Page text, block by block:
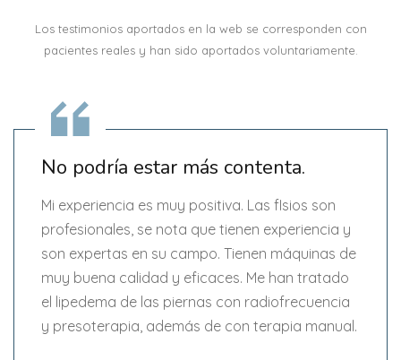
Los testimonios aportados en la web se corresponden con
pacientes reales y han sido aportados voluntariamente.
No podría estar más contenta.
Mi experiencia es muy positiva. Las fIsios son
profesionales, se nota que tienen experiencia y
son expertas en su campo. Tienen máquinas de
muy buena calidad y eficaces. Me han tratado
el lipedema de las piernas con radiofrecuencia
y presoterapia, además de con terapia manual.